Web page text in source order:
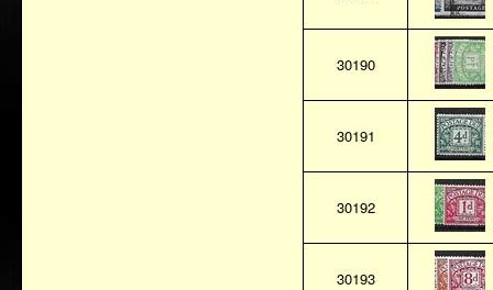
30190
30191
30192
30193